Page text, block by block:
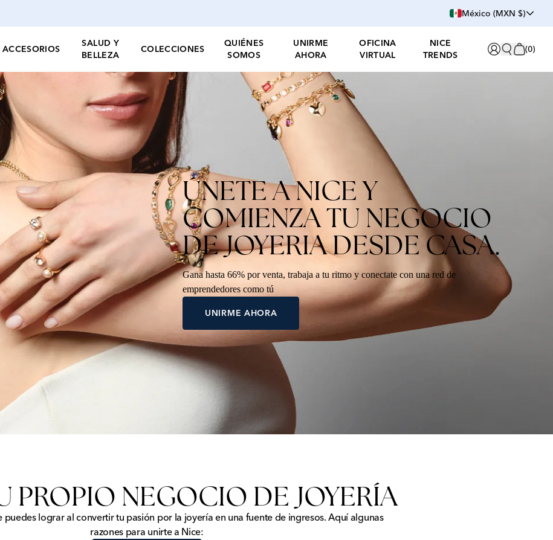
México (MXN $)
ACCESORIOS
SALUD Y
BELLEZA
COLECCIONES
QUIÉNES
SOMOS
UNIRME
AHORA
OFICINA
VIRTUAL
NICE
TRENDS
(0)
ÚNETE A NICE Y
COMIENZA TU NEGOCIO
DE JOYERIA DESDE CASA.
Gana hasta 66% por venta, trabaja a tu ritmo y conectate con una red de
emprendedores como tú
UNIRME AHORA
PROPIO NEGOCIO DE JOYERÍA
lograr al convertir tu pasión por la joyería en una fuente de ingresos. Aquí algunas
razones para unirte a Nice: